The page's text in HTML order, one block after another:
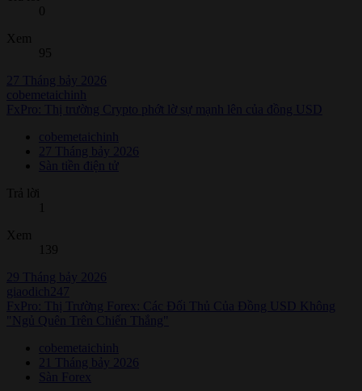
0
Xem
95
27 Tháng bảy 2026
cobemetaichinh
FxPro: Thị trường Crypto phớt lờ sự mạnh lên của đồng USD
cobemetaichinh
27 Tháng bảy 2026
Sàn tiền điện tử
Trả lời
Xem
139
29 Tháng bảy 2026
giaodich247
FxPro: Thị Trường Forex: Các Đối Thủ Của Đồng USD Không
"Ngủ Quên Trên Chiến Thắng"
cobemetaichinh
21 Tháng bảy 2026
Sàn Forex